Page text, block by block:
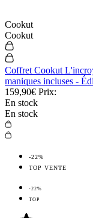
Cookut
Cookut
Coffret Cookut
maniques incluses -
159,90€ Prix:
En stock
En stock
-22%
TOP VENTE
-22%
TOP